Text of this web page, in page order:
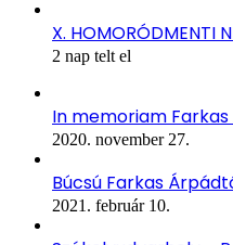
X. HOMORÓDMENTI
2 nap telt el
In memoriam
2020. november 27.
Búcsú Farkas
2021. február 10.